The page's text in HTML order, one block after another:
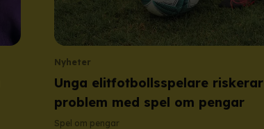
Nyheter
Unga elitfotbollsspelare riskerar
problem med spel om pengar
Spel om pengar